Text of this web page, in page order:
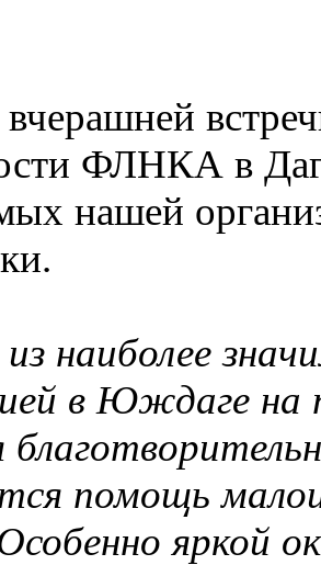
ФЛНКА в
нашей
наиболее
в Юждаге на
помощь
яркой